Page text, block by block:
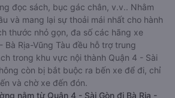
đọc sách, bục gác chân, v.v.. Nhằm
và mang lại sự thoải mái nhất cho hành
thước nhỏ gọn, đa số các hãng xe
Bà Rịa-Vũng Tàu đều hỗ trợ trung
trong khu vực nội thành Quận 4 - Sài
còn bị bắt buộc ra bến xe để đi, chỉ
và chờ xe đến đón.
nằm từ Quận 4 - Sài Gòn đi Bà Rịa -